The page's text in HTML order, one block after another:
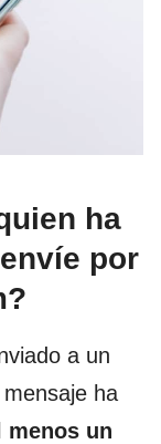
ha
por
a un
ha
menos un